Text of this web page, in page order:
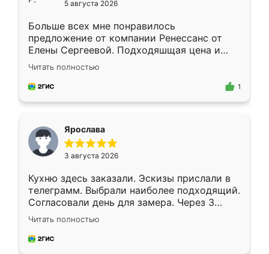
5 августа 2026
Больше всех мне понравилось
предложение от компании Ренессанс от
Елены Сергеевой. Подходяшщая цена и
короткие сроки изготовления. Приехавший
для замера сотрудник Владислав
предложил по моему эскизу самый
Читать полностью
1
Ярослава
3 августа 2026
Кухню здесь заказали. Эскизы прислали в
телеграмм. Выбрали наиболее подходящий.
Согласовали день для замера. Через 3
недели кухня была уже готова. Остались
довольны работой. Спасибо Ренессанс
мебель за качественную работу!
Читать полностью